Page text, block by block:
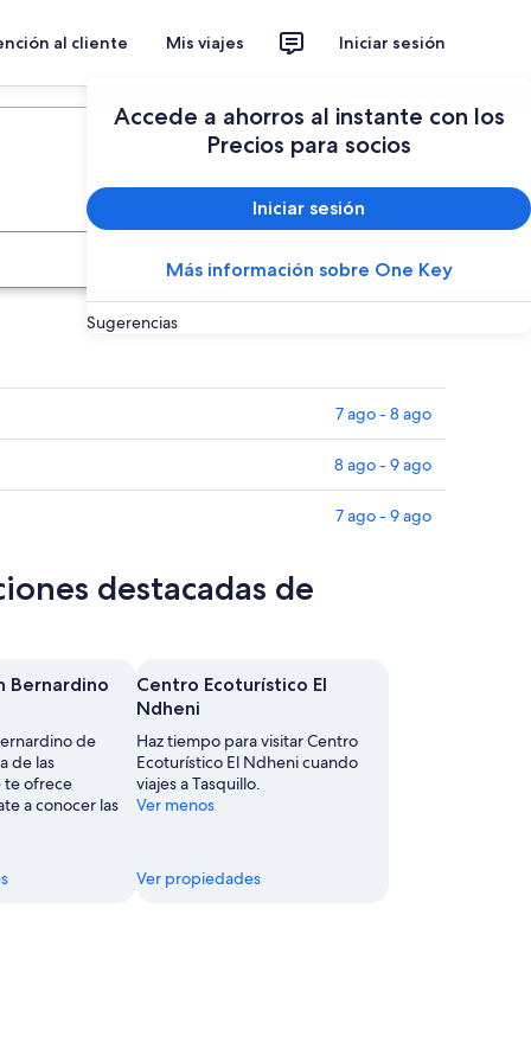
al cliente Mis viajes Iniciar sesión
Accede a ahorros al instante con los
Precios para socios
Iniciar sesión
Más información sobre One Key
Sugerencias
Buscar
7 ago - 8 ago
8 ago - 9 ago
7 ago - 9 ago
destacadas de
Bernardino
de
de las
te ofrece
a conocer las
Centro Ecoturístico El
Ndheni
Haz tiempo para visitar Centro
Ecoturístico El Ndheni cuando
viajes a Tasquillo.
Ver menos
Ver propiedades